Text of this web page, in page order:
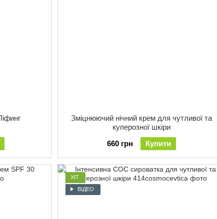
Зміцнюючий нічний крем для чутливої та
куперозної шкіри
660 грн
Купити
ХІТ
ВІДЕО